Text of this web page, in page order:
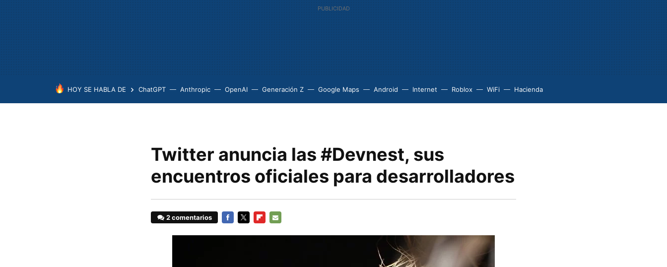
HOY SE HABLA DE ChatGPT Anthropic OpenAI Generación Z Google Maps Android Internet Roblox WiFi Hacienda
Twitter anuncia las #Devnest, sus
encuentros oficiales para desarrolladores
2 comentarios